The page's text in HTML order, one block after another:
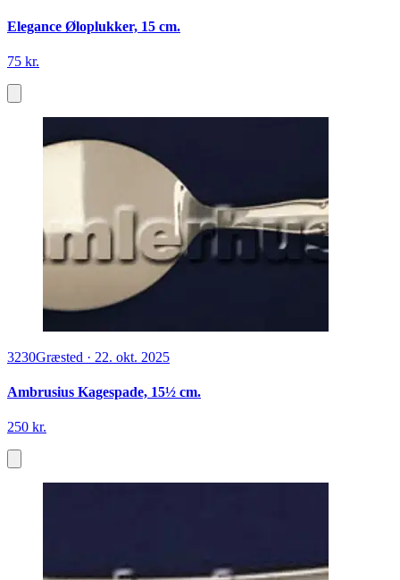
Elegance Øloplukker, 15 cm.
75 kr.
3230Græsted · 22. okt. 2025
Ambrusius Kagespade, 15½ cm.
250 kr.